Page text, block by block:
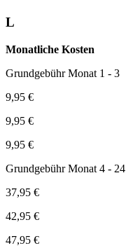
L
Monatliche Kosten
Grundgebühr Monat 1 - 3
9,95 €
9,95 €
9,95 €
Grundgebühr Monat 4 - 24
37,95 €
42,95 €
47,95 €